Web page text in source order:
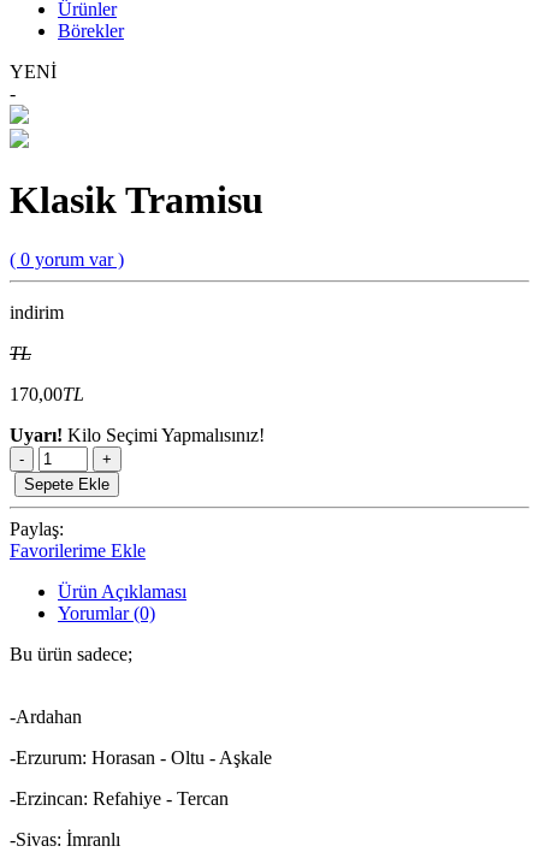
Ürünler
Börekler
YENİ
-
Klasik Tramisu
( 0 yorum var )
indirim
TL
170,00TL
Uyarı! Kilo Seçimi Yapmalısınız!
-
+
Sepete Ekle
Paylaş:
Favorilerime Ekle
Ürün Açıklaması
Yorumlar (0)
Bu ürün sadece;
-Ardahan
-Erzurum: Horasan - Oltu - Aşkale
-Erzincan: Refahiye - Tercan
-Sivas: İmranlı